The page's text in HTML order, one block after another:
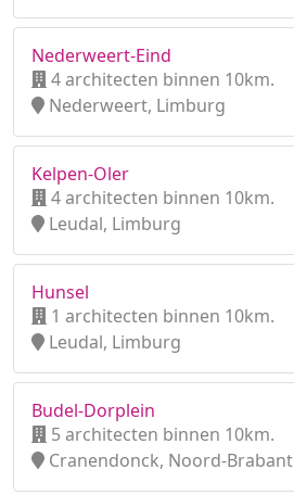
Nederweert-Eind
4 architecten binnen 10km.
Nederweert, Limburg
Kelpen-Oler
4 architecten binnen 10km.
Leudal, Limburg
Hunsel
1 architecten binnen 10km.
Leudal, Limburg
Budel-Dorplein
5 architecten binnen 10km.
Cranendonck, Noord-Brabant